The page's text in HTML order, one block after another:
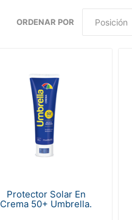
ORDENAR POR
Protector Solar En
Crema 50+ Umbrella.